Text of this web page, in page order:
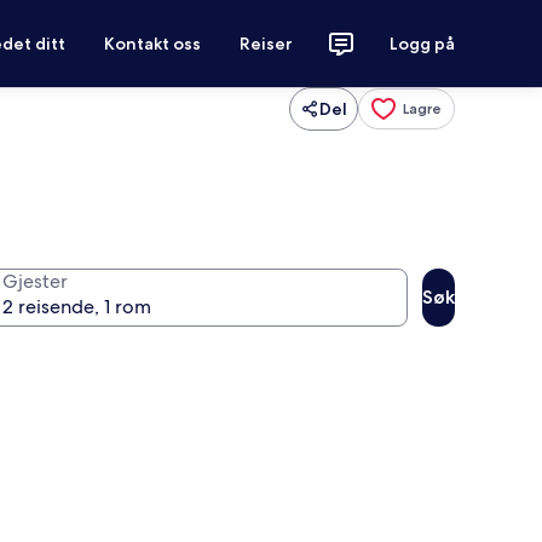
ditt Kontakt oss Reiser Logg på
Del Lagre
Gjester
Søk